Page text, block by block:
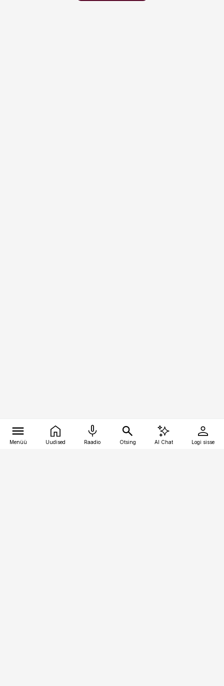
Menüü Uudised Raadio Otsing AI Chat Logi sisse